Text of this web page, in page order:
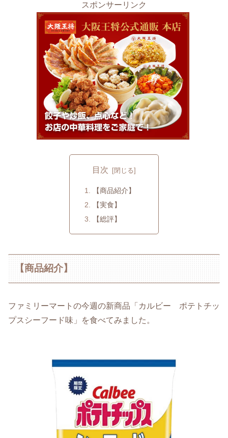
スポンサーリンク
目次
【商品紹介】
【実食】
【総評】
【商品紹介】
ファミリーマートの今週の新商品「カルビー ポテトチッ
プスシーフード味」を食べてみました。